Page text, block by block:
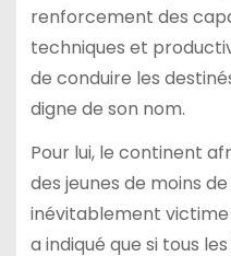
renforcement des
techniques et
de conduire les
digne de son nom.
Pour lui, le continent
des jeunes de moins
inévitablement victime
a indiqué que si tous